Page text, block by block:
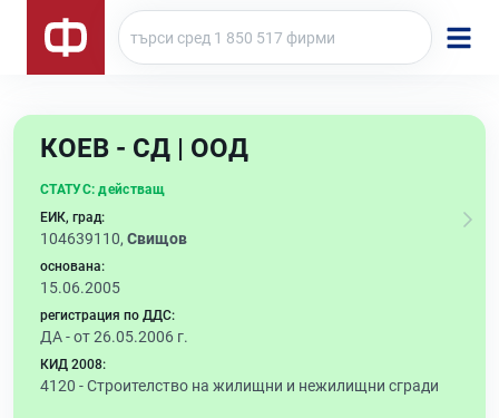
КОЕВ - СД | ООД
СТАТУС: действащ
ЕИК, град:
104639110, Свищов
основана:
15.06.2005
регистрация по ДДС:
ДА - от 26.05.2006 г.
КИД 2008:
4120 -Строителство на жилищни и нежилищни сгради